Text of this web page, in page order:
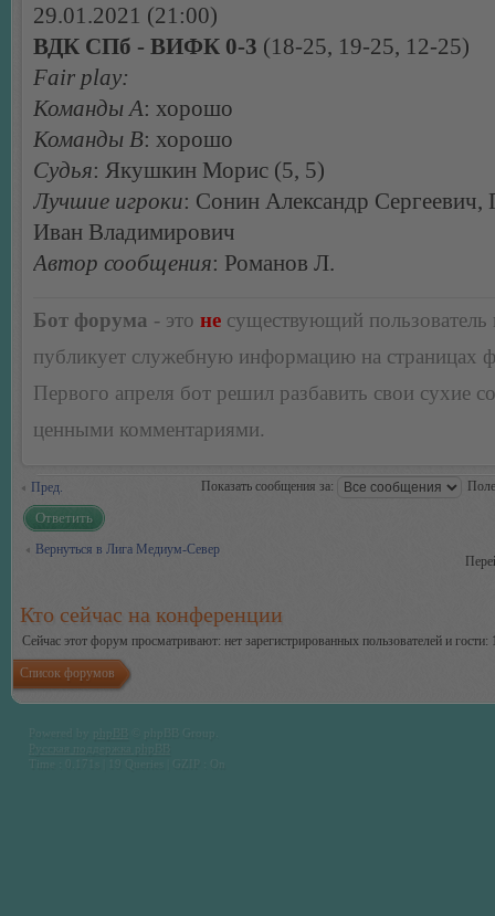
29.01.2021 (21:00)
ВДК СПб - ВИФК 0-3 (18-25, 19-25, 12-25)
Fair play:
Команды А: хорошо
Команды В: хорошо
Судья: Якушкин Морис (5, 5)
Лучшие игроки: Сонин Александр Сергеевич,
Иван Владимирович
Автор сообщения: Романов Л.
Бот форума - это не существующий пользователь
публикует служебную информацию на страницах
Первого апреля бот решил разбавить свои сухие
ценными комментариями.
Пред. Показать сообщения за:
Ответить
Вернуться в Лига Медиум-Север
Кто сейчас на конференции
Сейчас этот форум просматривают: нет зарегистрированных пользователей и гости:
Список форумов
Time : 0.171s | 19 Queries | GZIP : On